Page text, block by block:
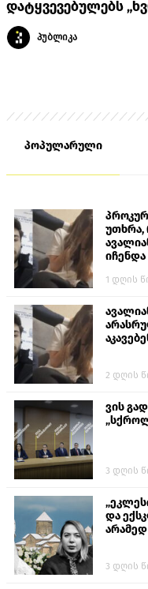
დატყვევებულებს
პუბლიკა
პოპულარული
უთხრა,
იჩენდა
თავს
1 დღის
2 დღის
ვის
3 დღის
და
3 დღის